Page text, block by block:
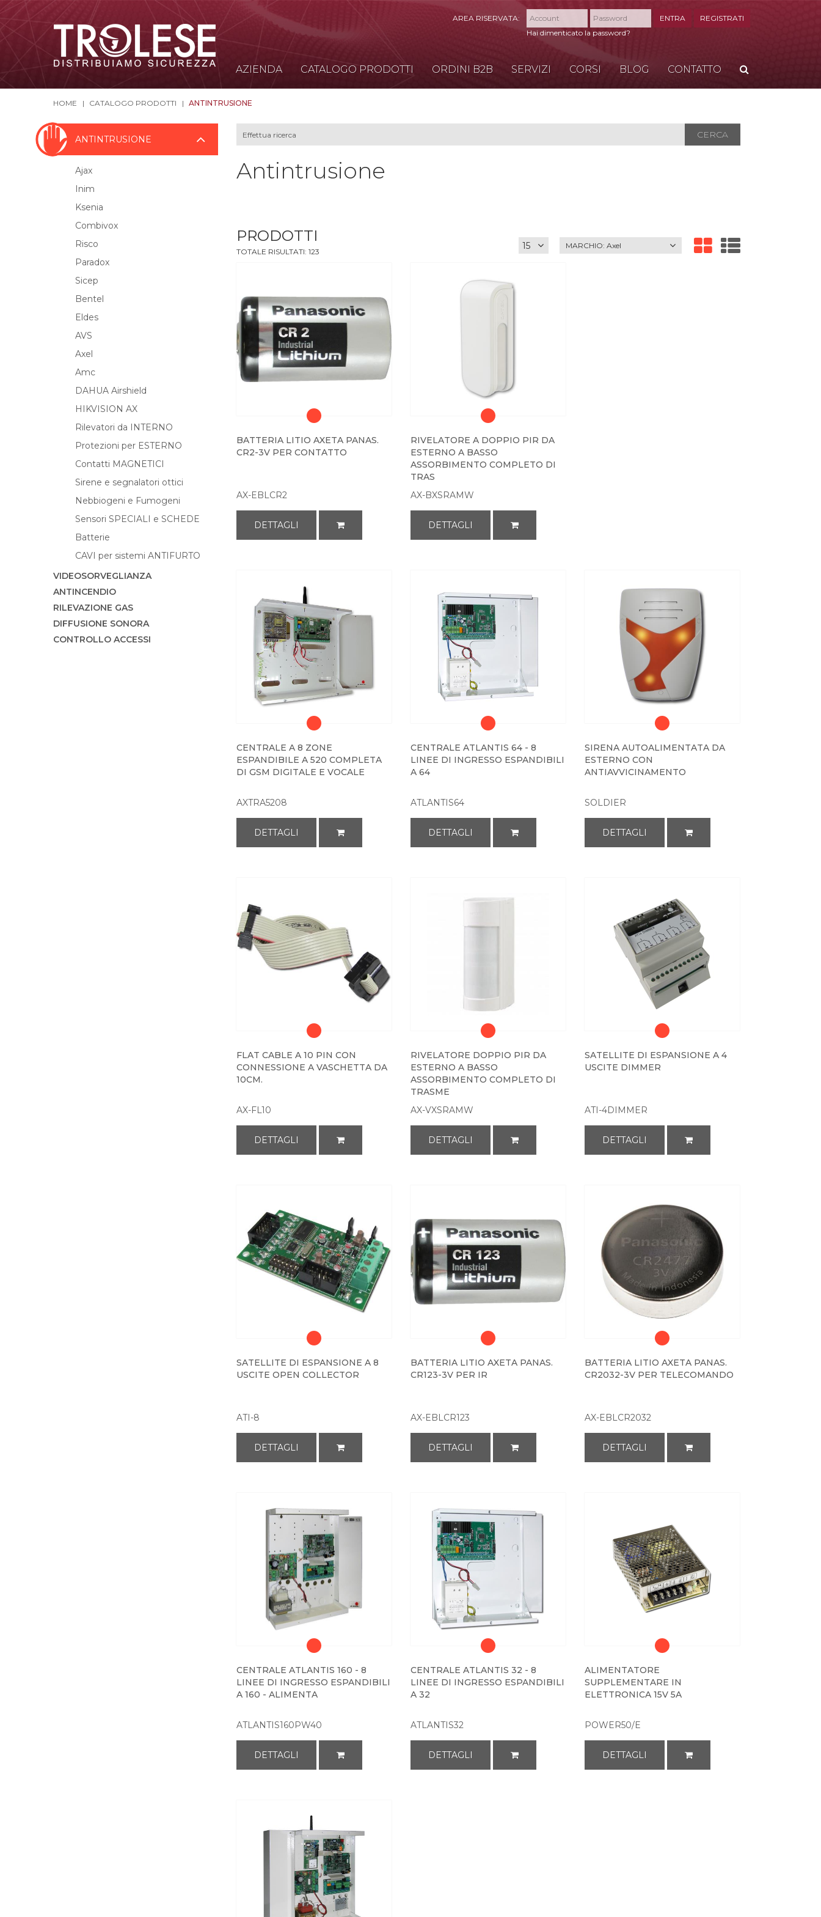
Hai dimenticato la password?
ENTRA REGISTRATI
AZIENDA CATALOGO PRODOTTI ORDINI B2B SERVIZI CORSI BLOG CONTATTO
HOME CATALOGO PRODOTTI ANTINTRUSIONE
CERCA
Antintrusione
MARCHIO: Axel
PRODOTTI
TOTALE RISULTATI: 123
BATTERIA LITIO AXETA PANAS.
CR2-3V PER CONTATTO
AX-EBLCR2
DETTAGLI
RIVELATORE A DOPPIO PIR DA
ESTERNO A BASSO
ASSORBIMENTO COMPLETO DI
TRAS
AX-BXSRAMW
DETTAGLI
CENTRALE A 8 ZONE
ESPANDIBILE A 520 COMPLETA
DI GSM DIGITALE E VOCALE
AXTRA5208
DETTAGLI
CENTRALE ATLANTIS 64 - 8
LINEE DI INGRESSO ESPANDIBILI
A 64
ATLANTIS64
DETTAGLI
SIRENA AUTOALIMENTATA DA
ESTERNO CON
ANTIAVVICINAMENTO
SOLDIER
DETTAGLI
FLAT CABLE A 10 PIN CON
CONNESSIONE A VASCHETTA DA
10CM.
AX-FL10
DETTAGLI
RIVELATORE DOPPIO PIR DA
ESTERNO A BASSO
ASSORBIMENTO COMPLETO DI
TRASME
AX-VXSRAMW
DETTAGLI
SATELLITE DI ESPANSIONE A 4
USCITE DIMMER
ATI-4DIMMER
DETTAGLI
SATELLITE DI ESPANSIONE A 8
USCITE OPEN COLLECTOR
ATI-8
DETTAGLI
BATTERIA LITIO AXETA PANAS.
CR123-3V PER IR
AX-EBLCR123
DETTAGLI
BATTERIA LITIO AXETA PANAS.
CR2032-3V PER TELECOMANDO
AX-EBLCR2032
DETTAGLI
CENTRALE ATLANTIS 160 - 8
LINEE DI INGRESSO ESPANDIBILI
A 160 - ALIMENTA
ATLANTIS160PW40
DETTAGLI
CENTRALE ATLANTIS 32 - 8
LINEE DI INGRESSO ESPANDIBILI
A 32
ATLANTIS32
DETTAGLI
ALIMENTATORE
SUPPLEMENTARE IN
ELETTRONICA 15V 5A
POWER50/E
DETTAGLI
VIDEOSORVEGLIANZA
ANTINTRUSIONE
Ajax
Inim
Ksenia
Combivox
Risco
Paradox
Sicep
Bentel
Eldes
AVS
Axel
Amc
DAHUA Airshield
HIKVISION AX
Rilevatori da INTERNO
Protezioni per ESTERNO
Contatti MAGNETICI
Sirene e segnalatori ottici
Nebbiogeni e Fumogeni
Sensori SPECIALI e SCHEDE
Batterie
CAVI per sistemi ANTIFURTO
ANTINCENDIO
RILEVAZIONE GAS
DIFFUSIONE SONORA
CONTROLLO ACCESSI